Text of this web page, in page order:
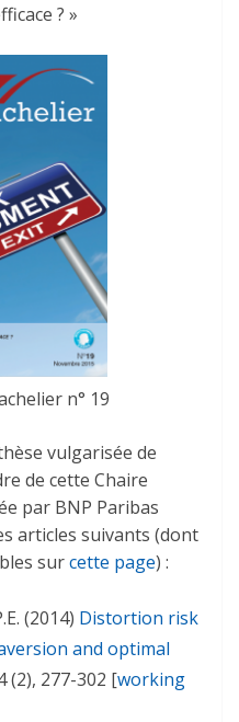
? »
n° 19
vulgarisée de
de cette Chaire
par BNP Paribas
articles suivants (dont
surcette page) :
(2014) Distortion risk
and optimal
(2), 277-302 [working